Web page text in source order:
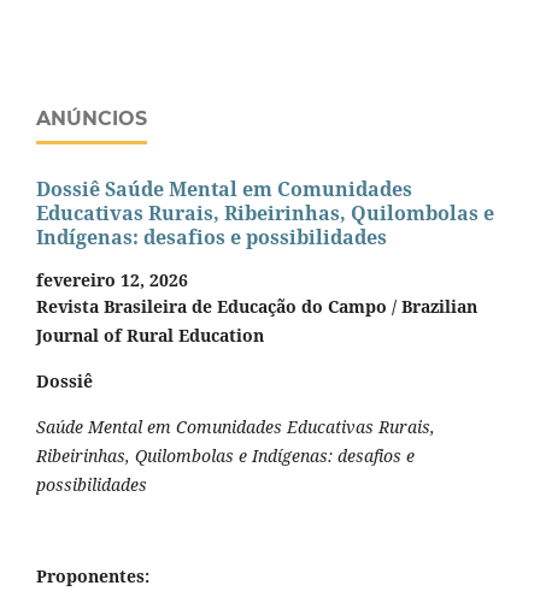
ANÚNCIOS
Dossiê Saúde Mental em Comunidades
Educativas Rurais, Ribeirinhas, Quilombolas e
Indígenas: desafios e possibilidades
fevereiro 12, 2026
Revista Brasileira de Educação do Campo / Brazilian
Journal of Rural Education
Dossiê
Saúde Mental em Comunidades Educativas Rurais,
Ribeirinhas, Quilombolas e Indígenas: desafios e
possibilidades
Proponentes: